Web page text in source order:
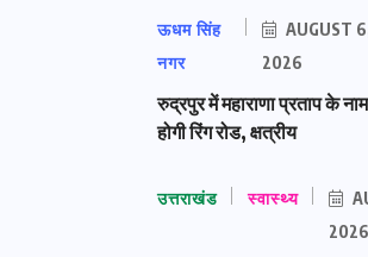
ऊधम सिंह
नगर
AUGUST
2026
रुद्रपुर में महाराणा प्रताप के नाम
होगी रिंग रोड, क्षत्रीय
उत्तराखंड स्वास्थ्य
2026